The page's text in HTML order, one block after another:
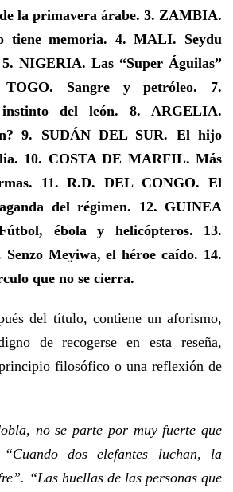
la primavera árabe. 3. ZAMBIA.
tiene memoria. 4. MALI. Seydu
NIGERIA. Las “Super Águilas”
Sangre y petróleo. 7.
del león. 8. ARGELIA.
9. SUDÁN DEL SUR. El hijo
10. COSTA DE MARFIL. Más
11. R.D. DEL CONGO. El
del régimen. 12. GUINEA
ébola y helicópteros. 13.
Meyiwa, el héroe caído. 14.
que no se cierra.
del título, contiene un aforismo,
de recogerse en esta reseña,
filosófico o una reflexión de
no se parte por muy fuerte que
dos elefantes luchan, la
“Las huellas de las personas que